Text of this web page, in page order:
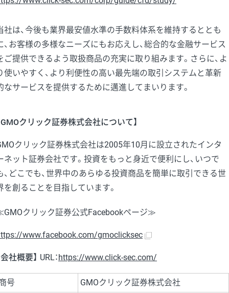
社は、今後も業界最安値水準の手数料体系を維持するととも
、お客様の多様なニーズにもお応えし、総合的な金融サービス
ご提供できるよう取扱商品の充実に取り組みます。さらに、よ
使いやすく、より利便性の高い最先端の取引システムと革新
なサービスを提供するために邁進してまいります。
GMOクリック証券株式会社について】
クリック証券株式会社は2005年10月に設立されたインタ
ネット証券会社です。投資をもっと身近で便利にし、いつで
、どこでも、世界中のあらゆる投資商品を簡単に取引できる世
を創ることを目指しています。
クリック証券公式Facebookページ≫
www.facebook.com/gmoclicksec
会社概要】 URL： https://www.click-sec.com/
号
GMOクリック証券株式会社